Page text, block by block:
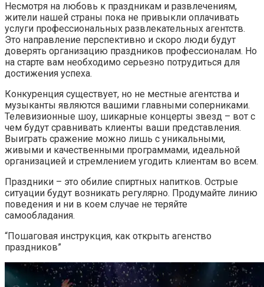
Несмотря на любовь к праздникам и развлечениям,
жители нашей страны пока не привыкли оплачивать
услуги профессиональных развлекательных агентств.
Это направление перспективно и скоро люди будут
доверять организацию праздников профессионалам. Но
на старте вам необходимо серьезно потрудиться для
достижения успеха.
Конкуренция существует, но не местные агентства и
музыканты являются вашими главными соперниками.
Телевизионные шоу, шикарные концерты звезд – вот с
чем будут сравнивать клиенты ваши представления.
Выиграть сражение можно лишь с уникальными,
живыми и качественными программами, идеальной
организацией и стремлением угодить клиентам во всем.
Праздники – это обилие спиртных напитков. Острые
ситуации будут возникать регулярно. Продумайте линию
поведения и ни в коем случае не теряйте
самообладания.
“Пошаговая инструкция, как открыть агенство
праздников”